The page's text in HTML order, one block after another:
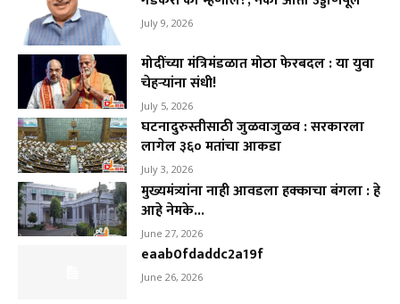
July 9, 2026
मोदींच्या मंत्रिमंडळात मोठा फेरबदल : या युवा
चेहऱ्यांना संधी!
July 5, 2026
घटनादुरुस्तीसाठी जुळवाजुळव : सरकारला
लागेल ३६० मतांचा आकडा
July 3, 2026
मुख्यमंत्र्यांना नाही आवडला हक्काचा बंगला : हे
आहे नेमके...
June 27, 2026
eaab0fdaddc2a19f
June 26, 2026